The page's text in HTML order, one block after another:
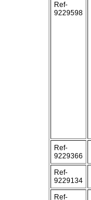
Ref-
9229598
Ref-
9229366
Ref-
9229134
Ref-